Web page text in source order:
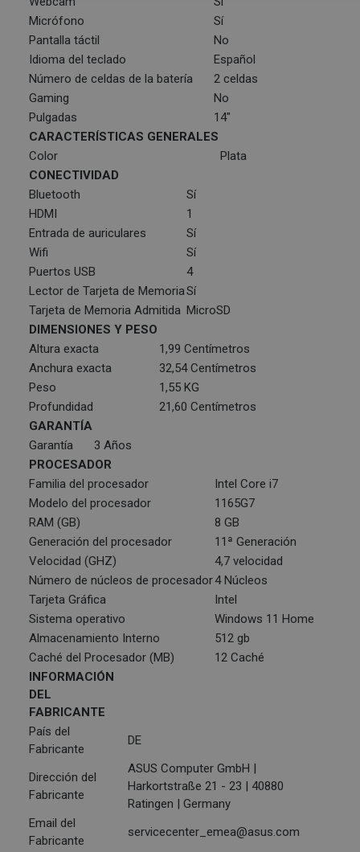
Micrófono
Sí
Pantalla táctil
No
Idioma del teclado
Español
Número de celdas de la batería
2 celdas
Gaming
No
Pulgadas
14"
CARACTERÍSTICAS GENERALES
Color
Plata
CONECTIVIDAD
Bluetooth
Sí
HDMI
1
Entrada de auriculares
Sí
Wifi
Sí
Puertos USB
4
Lector de Tarjeta de MemoriaSí
Tarjeta de Memoria Admitida MicroSD
DIMENSIONES Y PESO
Altura exacta
1,99 Centímetros
Anchura exacta
32,54 Centímetros
Peso
1,55 KG
Profundidad
21,60 Centímetros
GARANTÍA
Garantía
3 Años
PROCESADOR
Familia del procesador
Intel Core i7
Modelo del procesador
1165G7
RAM (GB)
8 GB
Generación del procesador
11ª Generación
Velocidad (GHZ)
4,7 velocidad
Número de núcleos de procesador4 Núcleos
Tarjeta Gráfica
Intel
Sistema operativo
Windows 11 Home
Almacenamiento Interno
512 gb
Caché del Procesador (MB)
12 Caché
INFORMACIÓN
DEL
FABRICANTE
País del
Fabricante
DE
Dirección del
Fabricante
ASUS Computer GmbH |
Harkortstraße 21 - 23 | 40880
Ratingen | Germany
Email del
Fabricante
servicecenter_emea@asus.com